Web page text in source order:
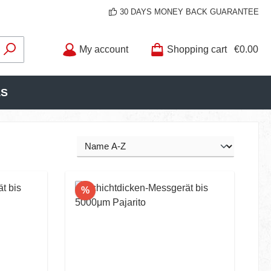
30 DAYS MONEY BACK GUARANTEE
My account Shopping cart €0.00
%Discount